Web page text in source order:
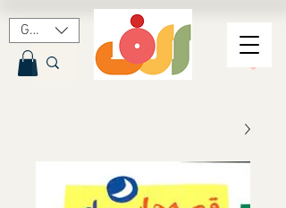
GBP (£)